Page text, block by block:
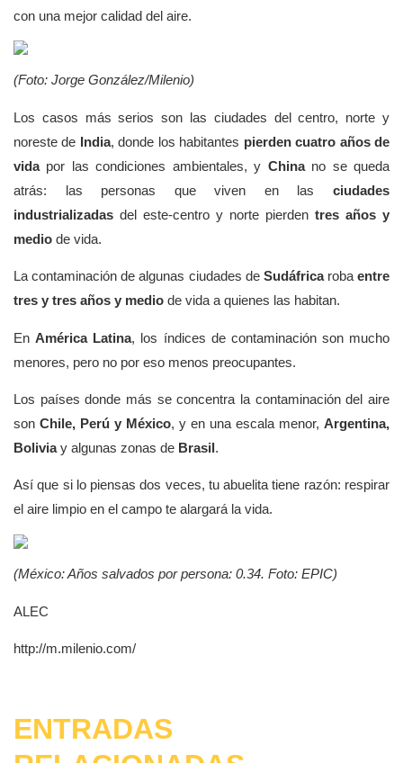
con una mejor calidad del aire.
(Foto: Jorge González/Milenio)
Los casos más serios son las ciudades del centro, norte y
noreste de India, donde los habitantes pierden cuatro años de
vidapor las condiciones ambientales, y Chinano se queda
atrás: las personas que viven en las ciudades
industrializadas del este-centro y norte pierden tres años y
medio de vida.
La contaminación de algunas ciudades de Sudáfrica roba entre
tres y tres años y medio de vida a quienes las habitan.
EnAmérica Latina, los índices de contaminación son mucho
menores, pero no por eso menos preocupantes.
Los países donde más se concentra la contaminación del aire
son Chile, Perú y México, y en una escala menor, Argentina,
Boliviay algunas zonas de Brasil.
Así que si lo piensas dos veces, tu abuelita tiene razón: respirar
el aire limpio en el campo te alargará la vida.
(México: Años salvados por persona: 0.34. Foto: EPIC)
ALEC
http://m.milenio.com/
ENTRADAS